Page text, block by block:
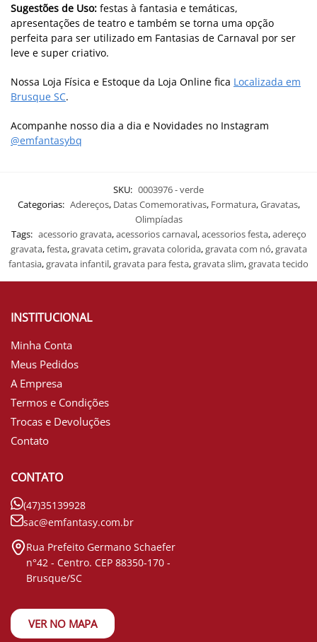
Sugestões de Uso: festas à fantasia e temáticas,
apresentações de teatro e também se torna uma opção
perfeita para ser utilizado em Fantasias de Carnaval por ser
leve e super criativo.
Nossa Loja Física e Estoque da Loja Online fica Localizada em
Brusque SC.
Acompanhe nosso dia a dia e Novidades no Instagram
@emfantasybq
SKU: 0003976 - verde
Categorias: Adereços, Datas Comemorativas, Formatura,Gravatas,
Olimpíadas
Tags: acessorio gravata,acessorios carnaval,acessorios festa,adereço
gravata,festa,gravata cetim,gravata colorida,gravata com nó,gravata
fantasia,gravata infantil,gravata para festa,gravata slim,gravata tecido
INSTITUCIONAL
Minha Conta
Meus Pedidos
A Empresa
Termos e Condições
Trocas e Devoluções
Contato
CONTATO
(47)35139928
sac@emfantasy.com.br
Rua Prefeito Germano Schaefer
n°42 - Centro. CEP 88350-170 -
Brusque/SC
VER NO MAPA